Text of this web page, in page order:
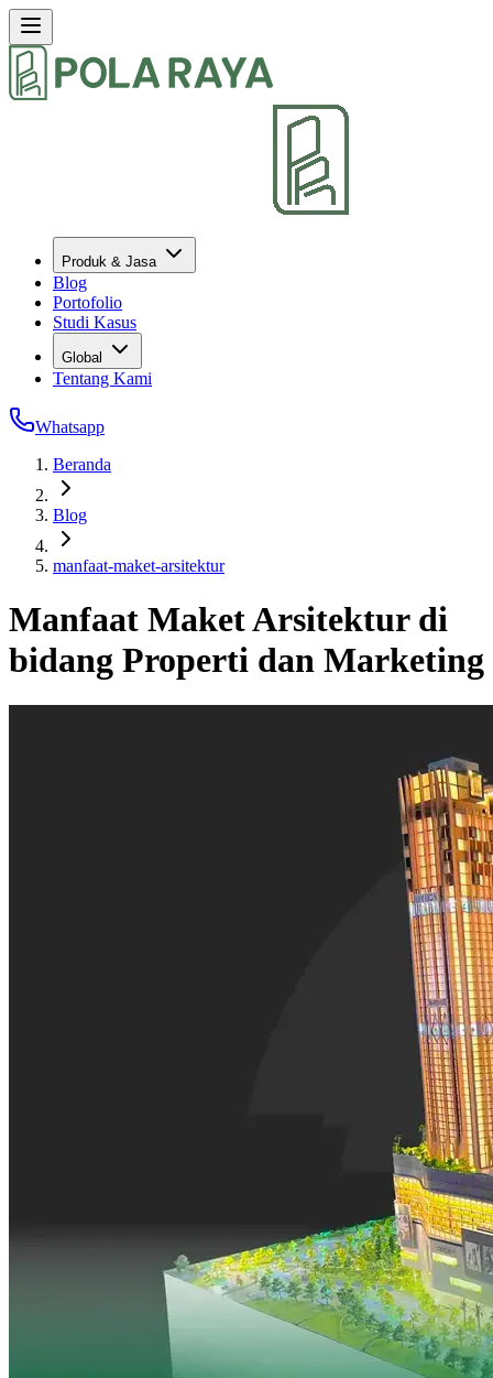
Produk & Jasa
Blog
Portofolio
Studi Kasus
Global
Tentang Kami
Whatsapp
Beranda
Blog
manfaat-maket-arsitektur
Manfaat Maket Arsitektur di
bidang Properti dan Marketing